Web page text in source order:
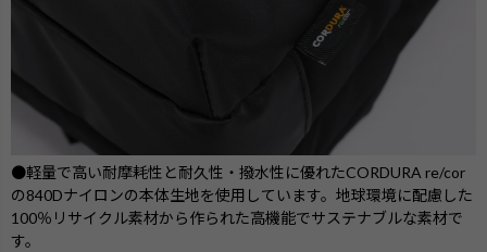
●軽量で高い耐摩耗性と耐久性・撥水性に優れたCORDURA re/cor
の840Dナイロンの本体生地を使用しています。地球環境に配慮した
100％リサイクル素材から作られた高機能でサステナブルな素材で
す。